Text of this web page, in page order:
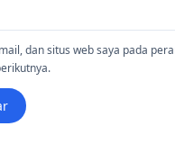
dan situs web saya pada